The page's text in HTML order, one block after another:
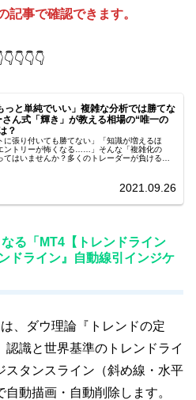
記事で確認できます。
っと単純でいい」複雑な分析では勝てな
さん式「輝き」が教える相場の“唯一の
？
に張り付いても勝てない」「知識が増えるほ
ントリーが怖くなる……」そんな「複雑化の
てはいませんか？多くのトレーダーが負ける理
2021.09.26
る「MT4【トレンドライン
ドライン』自動線引インジケ
、ダウ理論『トレンドの定
識と世界基準のトレンドライ
スタンスライン（斜め線・水平
動描画・自動削除します。